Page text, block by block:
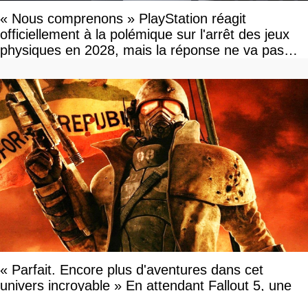
« Nous comprenons » PlayStation réagit
officiellement à la polémique sur l'arrêt des jeux
physiques en 2028, mais la réponse ne va pas
« Parfait. Encore plus d'aventures dans cet
univers incroyable » En attendant Fallout 5, une